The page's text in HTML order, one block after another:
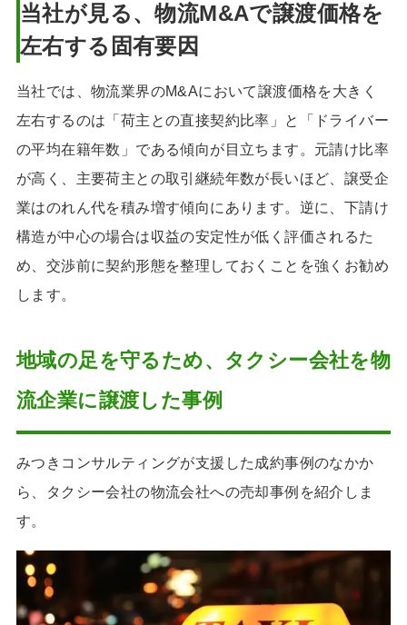
当社が見る、物流M&Aで譲渡価格を
左右する固有要因
当社では、物流業界のM&Aにおいて譲渡価格を大きく
左右するのは「荷主との直接契約比率」と「ドライバー
の平均在籍年数」である傾向が目立ちます。元請け比率
が高く、主要荷主との取引継続年数が長いほど、譲受企
業はのれん代を積み増す傾向にあります。逆に、下請け
構造が中心の場合は収益の安定性が低く評価されるた
め、交渉前に契約形態を整理しておくことを強くお勧め
します。
地域の足を守るため、タクシー会社を物
流企業に譲渡した事例
みつきコンサルティングが支援した成約事例のなかか
ら、タクシー会社の物流会社への売却事例を紹介しま
す。